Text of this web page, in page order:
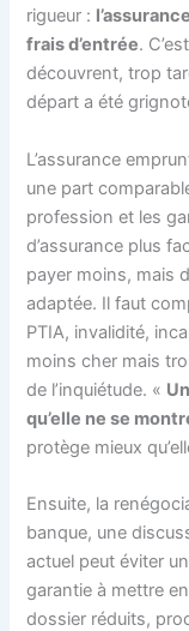
rigueur :
frais d’entrée.
découvrent, trop
départ a été
L’assurance
une part
profession et les
d’assurance plus
payer moins, mais
adaptée. Il faut
PTIA, invalidité,
moins cher mais
de l’inquiétude. «
qu’elle ne se
protège mieux
Ensuite, la
banque, une
actuel peut éviter
garantie à mettre
dossier réduits,